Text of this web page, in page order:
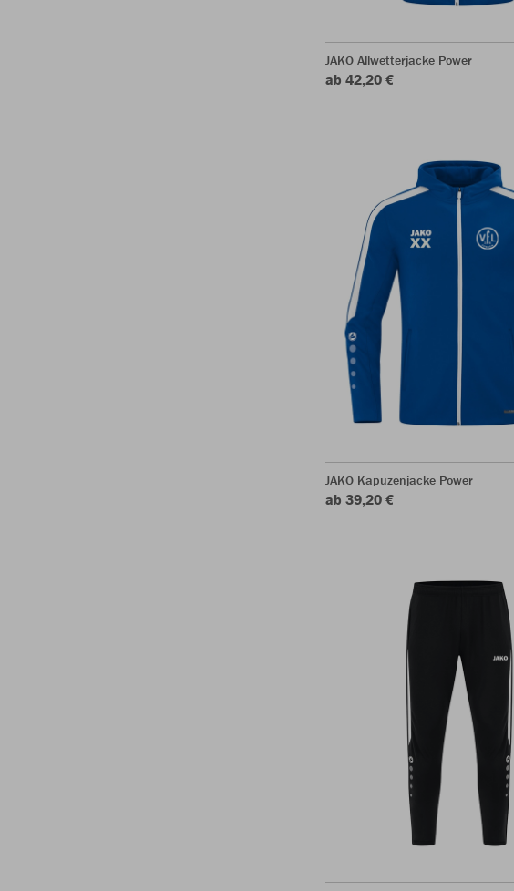
JAKO Allwetterjacke Power
ab 42,20 €
JAKO Kapuzenjacke Power
ab 39,20 €